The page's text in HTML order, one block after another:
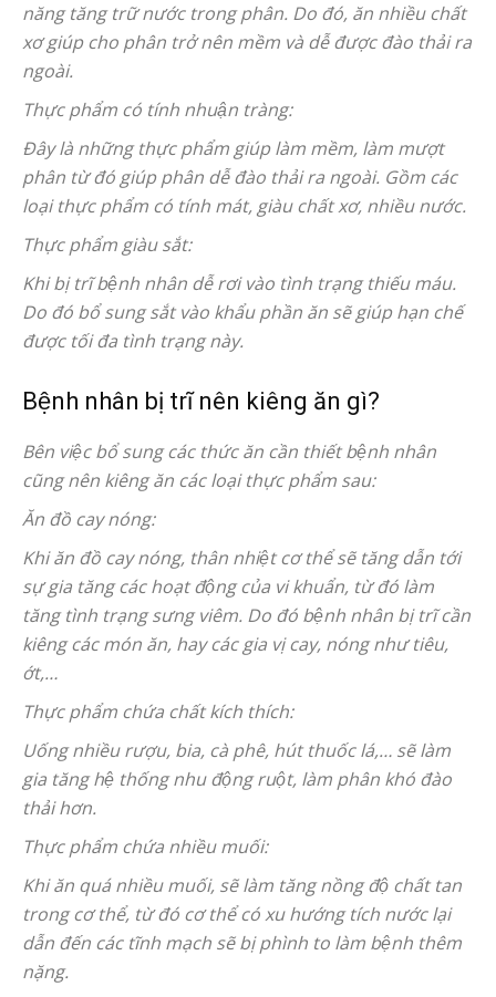
năng tăng trữ nước trong phân. Do đó, ăn nhiều chất
xơ giúp cho phân trở nên mềm và dễ được đào thải ra
ngoài.
Thực phẩm có tính nhuận tràng:
Đây là những thực phẩm giúp làm mềm, làm mượt
phân từ đó giúp phân dễ đào thải ra ngoài. Gồm các
loại thực phẩm có tính mát, giàu chất xơ, nhiều nước.
Thực phẩm giàu sắt:
Khi bị trĩ bệnh nhân dễ rơi vào tình trạng thiếu máu.
Do đó bổ sung sắt vào khẩu phần ăn sẽ giúp hạn chế
được tối đa tình trạng này.
Bệnh nhân bị trĩ nên kiêng ăn gì?
Bên việc bổ sung các thức ăn cần thiết bệnh nhân
cũng nên kiêng ăn các loại thực phẩm sau:
Ăn đồ cay nóng:
Khi ăn đồ cay nóng, thân nhiệt cơ thể sẽ tăng dẫn tới
sự gia tăng các hoạt động của vi khuẩn, từ đó làm
tăng tình trạng sưng viêm. Do đó bệnh nhân bị trĩ cần
kiêng các món ăn, hay các gia vị cay, nóng như tiêu,
ớt,…
Thực phẩm chứa chất kích thích:
Uống nhiều rượu, bia, cà phê, hút thuốc lá,… sẽ làm
gia tăng hệ thống nhu động ruột, làm phân khó đào
thải hơn.
Thực phẩm chứa nhiều muối:
Khi ăn quá nhiều muối, sẽ làm tăng nồng độ chất tan
trong cơ thể, từ đó cơ thể có xu hướng tích nước lại
dẫn đến các tĩnh mạch sẽ bị phình to làm bệnh thêm
nặng.